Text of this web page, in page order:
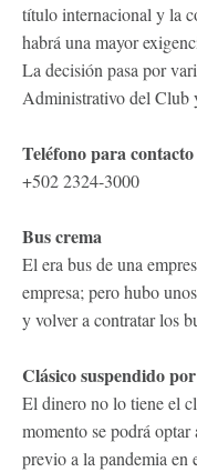
título internacional y la
habrá una mayor
La decisión pasa por
Administrativo del Club
Teléfono para
+502 2324-3000
Bus crema
El era bus de una
empresa; pero hubo
y volver a contratar los
Clásico suspendido
El dinero no lo tiene el
momento se podrá
previo a la pandemia en